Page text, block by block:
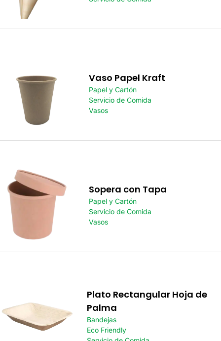
Vaso Papel Kraft
Papel y Cartón
Servicio de Comida
Vasos
Sopera con Tapa
Papel y Cartón
Servicio de Comida
Vasos
Plato Rectangular Hoja de
Palma
Bandejas
Eco Friendly